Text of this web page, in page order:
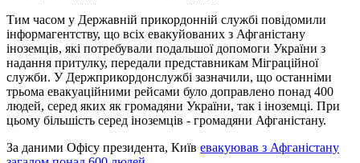
Тим часом у Державній прикордонній службі повідомили
інформагентству, що всіх евакуйованих з Афганістану
іноземців, які потребували подальшої допомоги України з
надання притулку, передали представникам Міграційної
служби. У Держприкордонслужбі зазначили, що останніми
трьома евакуаційними рейсами було доправлено понад 400
людей, серед яких як громадяни України, так і іноземці. При
цьому більшість серед іноземців - громадяни Афганістану.
За даними Офісу президента, Київ евакуював з Афганістану